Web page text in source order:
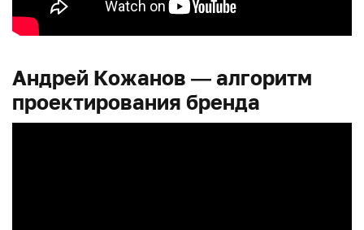
Андрей Кожанов — алгоритм
проектирования бренда